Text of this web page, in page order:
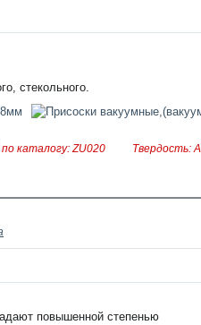
стекольного.
каталогу: ZU020 Твердость: А
повышенной степенью